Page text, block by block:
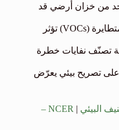
من خزان أرضي قد
المركبات العضوية المتطايرة (VOCs) تؤثر
تصنّف نفايات خطرة
تصريح بيئي يعرّض
البيئي |
NCER –